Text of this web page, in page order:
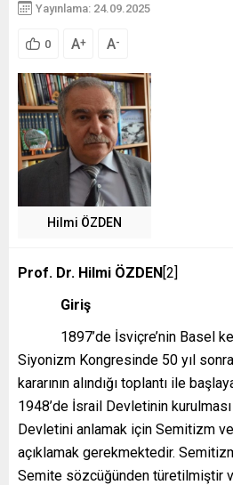
Yayınlama: 24.09.2025
0 A+ A-
Hilmi ÖZDEN
Prof. Dr. Hilmi ÖZDEN[2]
Giriş
1897’de İsviçre’nin Basel
Siyonizm Kongresinde 50 yıl
kararının alındığı toplantı ile
1948’de İsrail Devletinin
Devletini anlamak için Semitizm
açıklamak gerekmektedir.
Semite sözcüğünden türetilmiştir